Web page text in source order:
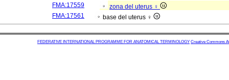
FMA:17559
zona del uterus ♀
FMA:17561
base del uterus ♀
FEDERATIVE INTERNATIONAL PROGRAMME FOR ANATOMICAL TERMINOLOGY Creative Commons